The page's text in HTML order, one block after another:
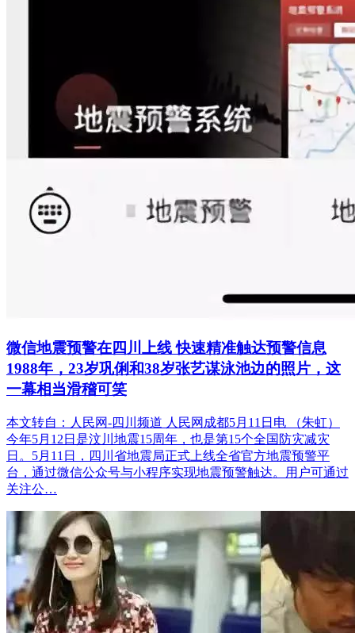
微信地震预警在四川上线 快速精准触达预警信息
1988年，23岁巩俐和38岁张艺谋泳池边的照片，这
一幕相当滑稽可笑
本文转自：人民网-四川频道 人民网成都5月11日电 （朱虹）
今年5月12日是汶川地震15周年，也是第15个全国防灾减灾
日。5月11日，四川省地震局正式上线全省官方地震预警平
台，通过微信公众号与小程序实现地震预警触达。用户可通过
关注公…